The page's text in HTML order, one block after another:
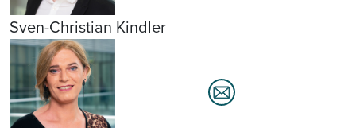
Sven-Christian Kindler